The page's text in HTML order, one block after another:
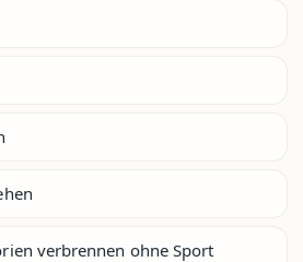
verbrennen ohne Sport